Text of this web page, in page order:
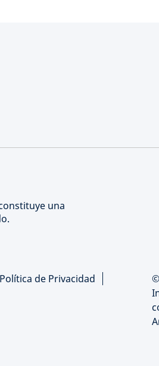
una
Política de Privacidad